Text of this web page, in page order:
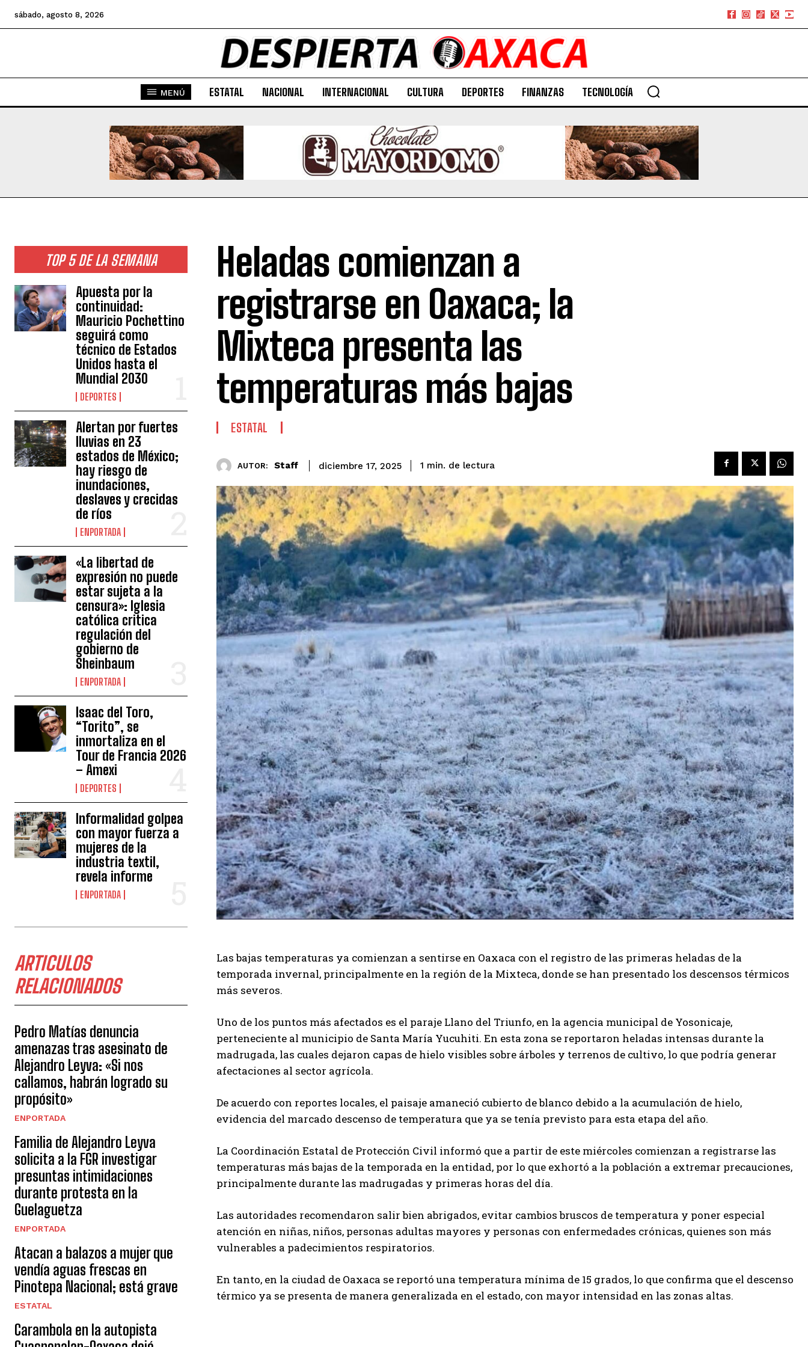
sábado, agosto 8, 2026
MENÚ ESTATAL NACIONAL INTERNACIONAL CULTURA DEPORTES FINANZAS TECNOLOGÍA
TOP 5 DE LA SEMANA
Apuesta por la
continuidad:
Mauricio Pochettino
seguirá como
técnico de Estados
Unidos hasta el
Mundial 2030
DEPORTES
Alertan por fuertes
lluvias en 23
estados de México;
hay riesgo de
inundaciones,
deslaves y crecidas
de ríos
ENPORTADA
«La libertad de
expresión no puede
estar sujeta a la
censura»: Iglesia
católica critica
regulación del
gobierno de
Sheinbaum
ENPORTADA
Isaac del Toro,
“Torito”, se
inmortaliza en el
Tour de Francia 2026
– Amexi
DEPORTES
Informalidad golpea
con mayor fuerza a
mujeres de la
industria textil,
revela informe
ENPORTADA
ARTICULOS
RELACIONADOS
Pedro Matías denuncia
amenazas tras asesinato de
Alejandro Leyva: «Si nos
callamos, habrán logrado su
propósito»
ENPORTADA
Familia de Alejandro Leyva
solicita a la FGR investigar
presuntas intimidaciones
durante protesta en la
Guelaguetza
ENPORTADA
Atacan a balazos a mujer que
vendía aguas frescas en
Pinotepa Nacional; está grave
ESTATAL
Carambola en la autopista
Heladas comienzan a
registrarse en Oaxaca; la
Mixteca presenta las
temperaturas más bajas
ESTATAL
AUTOR: Staff diciembre 17, 2025 1 min. de lectura
Las bajas temperaturas ya comienzan a sentirse en Oaxaca con el registro de las primeras heladas de la
temporada invernal, principalmente en la región de la Mixteca, donde se han presentado los descensos térmicos
más severos.
Uno de los puntos más afectados es el paraje Llano del Triunfo, en la agencia municipal de Yosonicaje,
perteneciente al municipio de Santa María Yucuhiti. En esta zona se reportaron heladas intensas durante la
madrugada, las cuales dejaron capas de hielo visibles sobre árboles y terrenos de cultivo, lo que podría generar
afectaciones al sector agrícola.
De acuerdo con reportes locales, el paisaje amaneció cubierto de blanco debido a la acumulación de hielo,
evidencia del marcado descenso de temperatura que ya se tenía previsto para esta etapa del año.
La Coordinación Estatal de Protección Civil informó que a partir de este miércoles comienzan a registrarse las
temperaturas más bajas de la temporada en la entidad, por lo que exhortó a la población a extremar precauciones,
principalmente durante las madrugadas y primeras horas del día.
Las autoridades recomendaron salir bien abrigados, evitar cambios bruscos de temperatura y poner especial
atención en niñas, niños, personas adultas mayores y personas con enfermedades crónicas, quienes son más
vulnerables a padecimientos respiratorios.
En tanto, en la ciudad de Oaxaca se reportó una temperatura mínima de 15 grados, lo que confirma que el descenso
térmico ya se presenta de manera generalizada en el estado, con mayor intensidad en las zonas altas.